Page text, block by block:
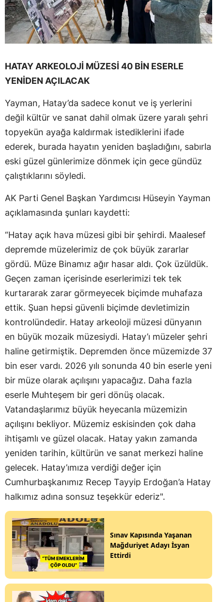
HATAY ARKEOLOJİ MÜZESİ 40 BİN ESERLE
YENİDEN AÇILACAK
Yayman, Hatay’da sadece konut ve iş yerlerini
değil kültür ve sanat dahil olmak üzere yaralı şehri
topyekün ayağa kaldırmak istediklerini ifade
ederek, burada hayatın yeniden başladığını, sabırla
eski güzel günlerimize dönmek için gece gündüz
çalıştıklarını söyledi.
AK Parti Genel Başkan Yardımcısı Hüseyin Yayman
açıklamasında şunları kaydetti:
“Hatay açık hava müzesi gibi bir şehirdi. Maalesef
depremde müzelerimiz de çok büyük zararlar
gördü. Müze Binamız ağır hasar aldı. Çok üzüldük.
Geçen zaman içerisinde eserlerimizi tek tek
kurtararak zarar görmeyecek biçimde muhafaza
ettik. Şuan hepsi güvenli biçimde devletimizin
kontrolündedir. Hatay arkeoloji müzesi dünyanın
en büyük mozaik müzesiydi. Hatay’ı müzeler şehri
haline getirmiştik. Depremden önce müzemizde 37
bin eser vardı. 2026 yılı sonunda 40 bin eserle yeni
bir müze olarak açılışını yapacağız. Daha fazla
eserle Muhteşem bir geri dönüş olacak.
Vatandaşlarımız büyük heyecanla müzemizin
açılışını bekliyor. Müzemiz eskisinden çok daha
ihtişamlı ve güzel olacak. Hatay yakın zamanda
yeniden tarihin, kültürün ve sanat merkezi haline
gelecek. Hatay’ımıza verdiği değer için
Cumhurbaşkanımız Recep Tayyip Erdoğan’a Hatay
halkımız adına sonsuz teşekkür ederiz".
Sınav Kapısında Yaşanan
Mağduriyet Adayı İsyan
Ettirdi